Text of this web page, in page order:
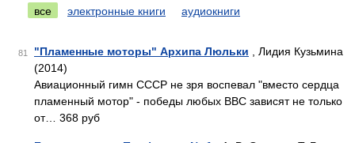
все
электронные книги аудиокниги
81 "Пламенные моторы" Архипа Люльки , Лидия Кузьмина
(2014)
Авиационный гимн СССР не зря воспевал "вместо сердца
пламенный мотор" - победы любых ВВС зависят не только
от… 368 руб